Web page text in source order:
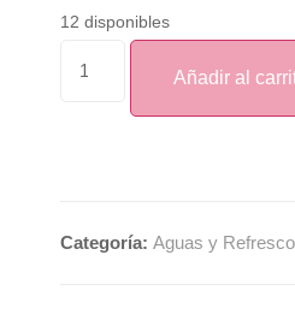
12 disponibles
Añadir al
Categoría: Aguas y